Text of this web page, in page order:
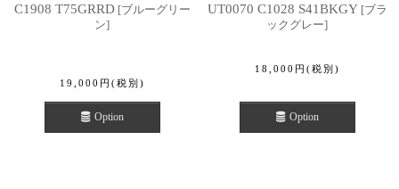
C1908 T75GRRD [ブルーグリー
ン]
19,000 円 (税別)
Option
UT0070 C1028 S41BKGY [ブラ
ックグレー]
18,000 円 (税別)
Option